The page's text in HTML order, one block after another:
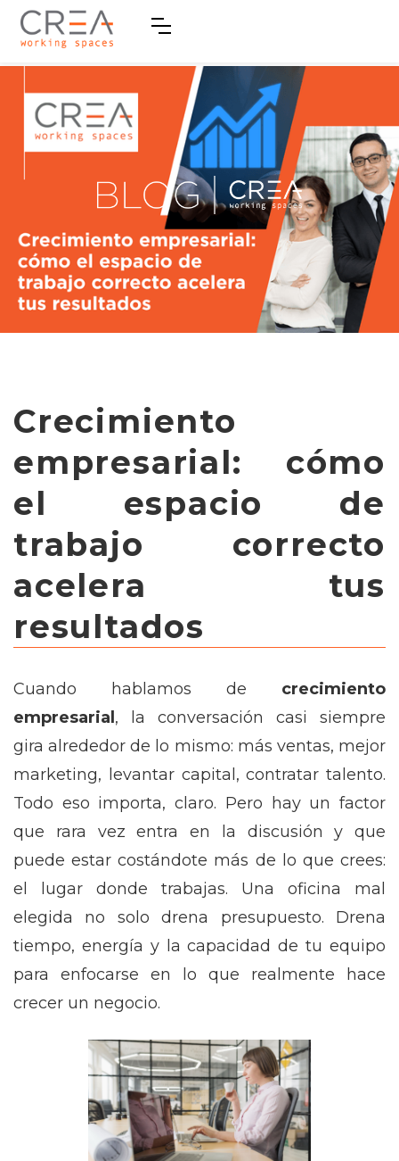
Crecimiento
empresarial: cómo
el espacio de
trabajo correcto
acelera tus
resultados
Cuando hablamos de crecimiento
empresarial , la conversación casi siempre
gira alrededor de lo mismo: más ventas, mejor
marketing, levantar capital, contratar talento.
Todo eso importa, claro. Pero hay un factor
que rara vez entra en la discusión y que
puede estar costándote más de lo que crees:
el lugar donde trabajas. Una oficina mal
elegida no solo drena presupuesto. Drena
tiempo, energía y la capacidad de tu equipo
para enfocarse en lo que realmente hace
crecer un negocio.